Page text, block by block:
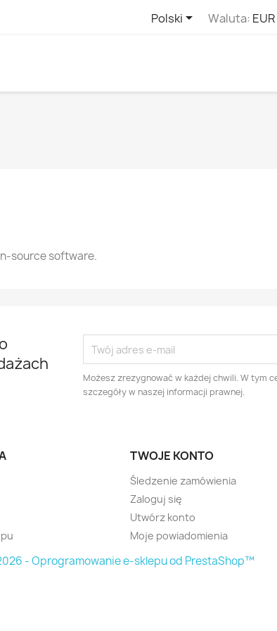
Polski Waluta:
source software.
Możesz zrezygnować w każdej chwili. W tym
szczegóły w naszej informacji prawnej.
TWOJE KONTO
Śledzenie zamówienia
Zaloguj się
Utwórz konto
Moje powiadomienia
- Oprogramowanie e-sklepu od PrestaShop™